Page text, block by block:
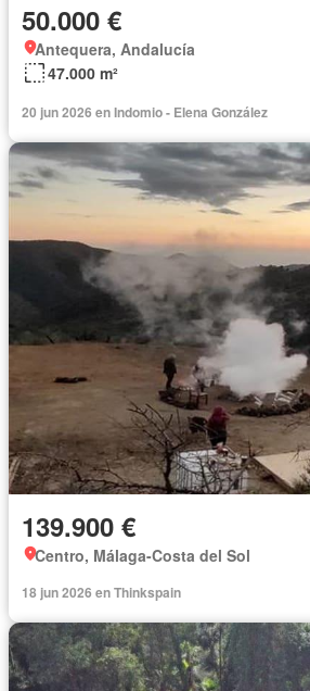
50.000 €
Antequera, Andalucía
47.000 m²
20 jun 2026 en Indomio - Elena González
139.900 €
Centro, Málaga-Costa del Sol
18 jun 2026 en Thinkspain